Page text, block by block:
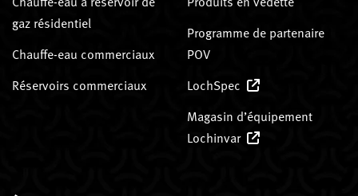
gaz résidentiel
Chauffe-eau commerciaux
Réservoirs commerciaux
Programme de partenaire
POV
LochSpec
Magasin d’équipement
Lochinvar